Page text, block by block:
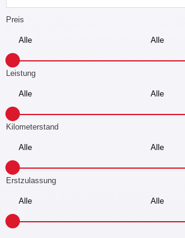
Preis
Leistung
Kilometerstand
Erstzulassung